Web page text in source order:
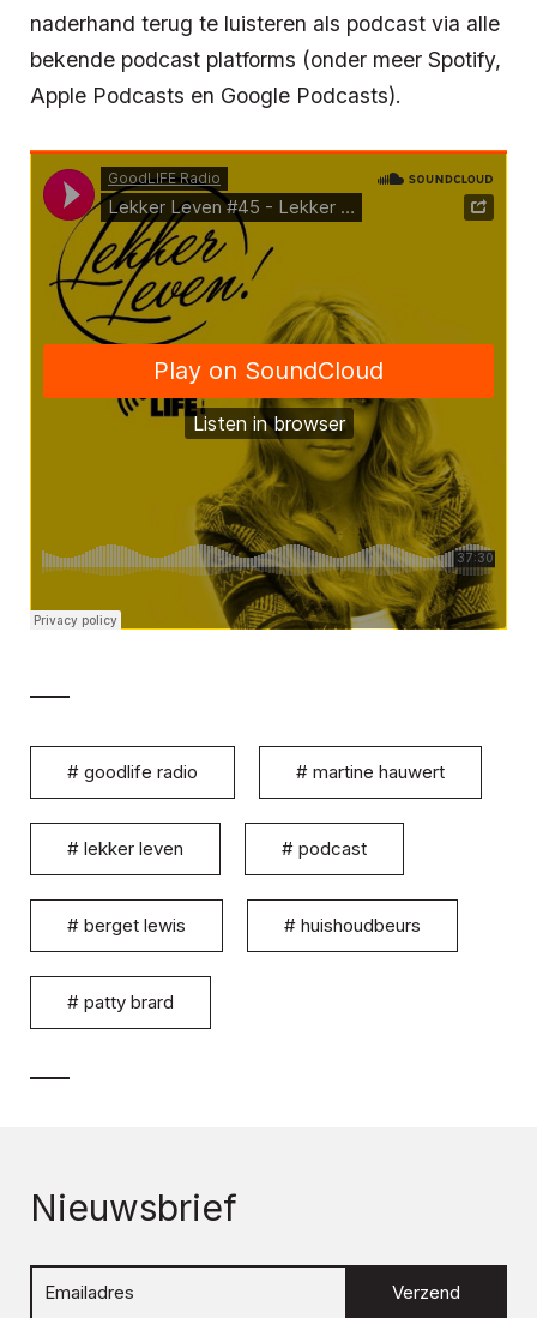
naderhand terug te luisteren als podcast via alle
bekende podcast platforms (onder meer Spotify,
Apple Podcasts en Google Podcasts).
# goodlife radio # martine hauwert
# lekker leven # podcast
# berget lewis # huishoudbeurs
# patty brard
Nieuwsbrief
Verzend